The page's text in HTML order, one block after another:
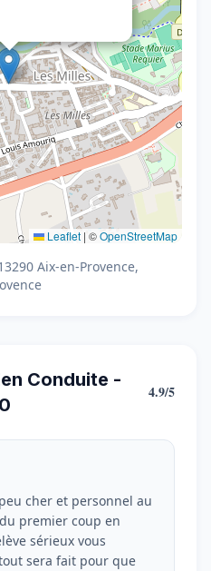
Leaflet | ©OpenStreetMap
Aix-en-Provence,
Conduite -
4.9/5
cher et personnel au
premier coup en
sérieux vous
sera fait pour que